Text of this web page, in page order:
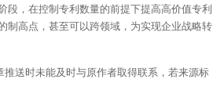
段，在控制专利数量的前提下提高高价值专利
制高点，甚至可以跨领域，为实现企业战略转
送时未能及时与原作者取得联系，若来源标